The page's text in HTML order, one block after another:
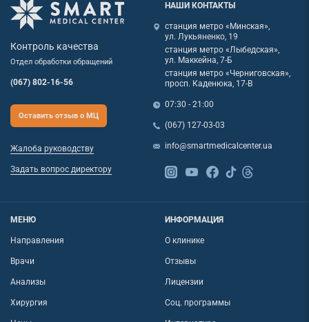
Контроль качества
Отдел обработки обращений
(067) 802-16-56
Оставить отзыв о МЦ
Жалоба руководству
Задать вопрос директору
НАШИ КОНТАКТЫ
станция метро «Минская»,
ул. Лукьяненко, 19
станция метро «Лыбедская»,
ул. Маккейна, 7-Б
станция метро «Черниговская»,
просп. Каденюка, 17-В
07:30 - 21:00
(067) 127-03-03
info@smartmedicalcenter.ua
МЕНЮ
Направления
Врачи
Анализы
Хирургия
ИНФОРМАЦИЯ
О клинике
Отзывы
Лицензии
Соц. программы